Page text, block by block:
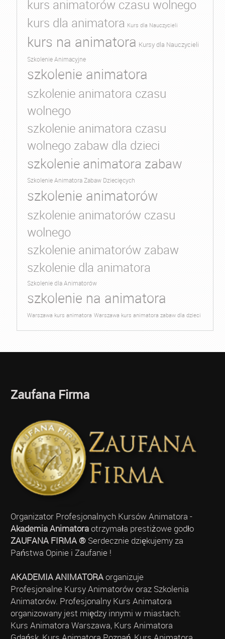
kurs animatorów czasu wolnego
kurs dla animatora Kurs dla Nauczycieli
kurs na animatora Kursy dla Nauczycieli
Szkolenie Animacyjne
szkolenie animatora
szkolenie animatora czasu
wolnego
szkolenie animatora czasu
wolnego zabaw dla dzieci
szkolenie animatora zabaw
Szkolenie Animatora Zabaw Dziecięcych
szkolenie animatorów
szkolenie animatorów czasu
wolnego
szkolenie animatorów zabaw
szkolenie dla animatora
Szkolenie dla Animatorów
szkolenie na animatora
Warszawa kurs animatora Warszawa kurs animatora zabaw dla dzieci
Zaufana Firma
Organizator Profesjonalnych Kursów Animatora -
Akademia Animatoraotrzymała prestiżowe godło
ZAUFANA FIRMA ®Serdecznie dziękujemy za
Państwa Opinie i Zaufanie !
AKADEMIA ANIMATORAorganizuje
Profesjonalne Kursy Animatorów oraz Szkolenia
Animatorów. Profesjonalny Kurs Animatora
organizowany jest między innymi w miastach:
Kurs Animatora Warszawa, Kurs Animatora